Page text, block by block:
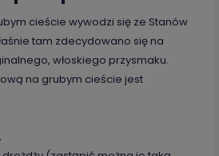
cieście wywodzi się ze Stanów
tam zdecydowano się na
włoskiego przysmaku.
na grubym cieście jest